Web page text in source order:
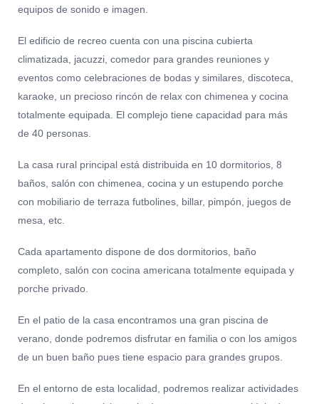
equipos de sonido e imagen.
El edificio de recreo cuenta con una piscina cubierta
climatizada, jacuzzi, comedor para grandes reuniones y
eventos como celebraciones de bodas y similares, discoteca,
karaoke, un precioso rincón de relax con chimenea y cocina
totalmente equipada. El complejo tiene capacidad para más
de 40 personas.
La casa rural principal está distribuida en 10 dormitorios, 8
baños, salón con chimenea, cocina y un estupendo porche
con mobiliario de terraza futbolines, billar, pimpón, juegos de
mesa, etc.
Cada apartamento dispone de dos dormitorios, baño
completo, salón con cocina americana totalmente equipada y
porche privado.
En el patio de la casa encontramos una gran piscina de
verano, donde podremos disfrutar en familia o con los amigos
de un buen baño pues tiene espacio para grandes grupos.
En el entorno de esta localidad, podremos realizar actividades